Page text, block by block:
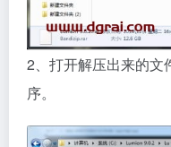
2、打开解压出来的文
序。